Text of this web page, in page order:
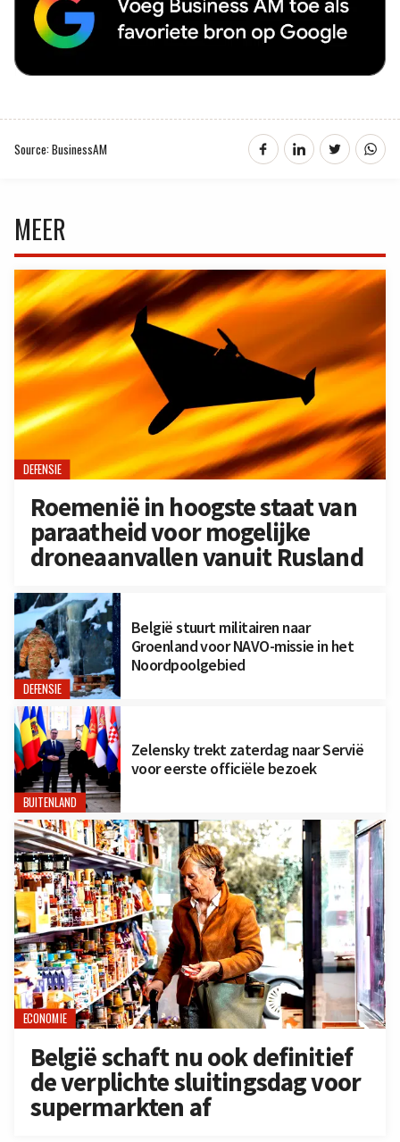
Source: BusinessAM
MEER
DEFENSIE
Roemenië in hoogste staat van
paraatheid voor mogelijke
droneaanvallen vanuit Rusland
DEFENSIE
België stuurt militairen naar
Groenland voor NAVO-missie in het
Noordpoolgebied
BUITENLAND
Zelensky trekt zaterdag naar Servië
voor eerste officiële bezoek
ECONOMIE
België schaft nu ook definitief
de verplichte sluitingsdag voor
supermarkten af